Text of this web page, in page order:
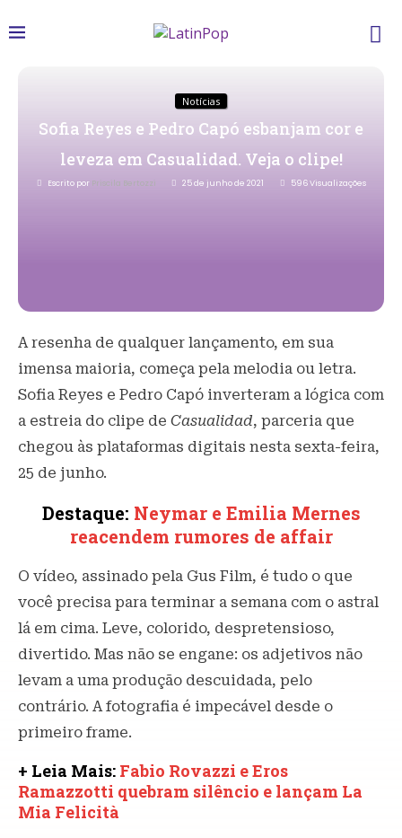
Notícias
Sofia Reyes e Pedro Capó esbanjam cor e
leveza em Casualidad. Veja o clipe!
Escrito por Priscila Bertozzi 25 de junho de 2021 596Visualizações
A resenha de qualquer lançamento, em sua
imensa maioria, começa pela melodia ou letra.
Sofia Reyes e Pedro Capó inverteram a lógica com
a estreia do clipe de Casualidad, parceria que
chegou às plataformas digitais nesta sexta-feira,
25 de junho.
Destaque: Neymar e Emilia Mernes
reacendem rumores de affair
O vídeo, assinado pela Gus Film, é tudo o que
você precisa para terminar a semana com o astral
lá em cima. Leve, colorido, despretensioso,
divertido. Mas não se engane: os adjetivos não
levam a uma produção descuidada, pelo
contrário. A fotografia é impecável desde o
primeiro frame.
+ Leia Mais: Fabio Rovazzi e Eros
Ramazzotti quebram silêncio e lançam La
Mia Felicità